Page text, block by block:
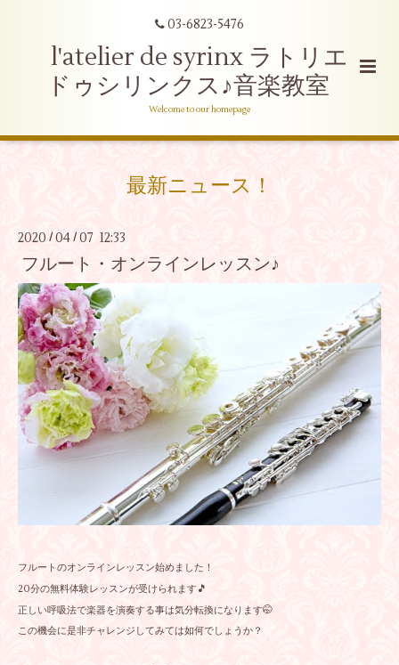
03-6823-5476
l'atelier de syrinx ラトリエ
ドゥシリンクス♪音楽教室
Welcome to our homepage
最新ニュース！
2020 /04 / 07 12:33
フルート・オンラインレッスン♪
フルートのオンラインレッスン始めました！
20分の無料体験レッスンが受けられます🎵
正しい呼吸法で楽器を演奏する事は気分転換になります🤭
この機会に是非チャレンジしてみては如何でしょうか？